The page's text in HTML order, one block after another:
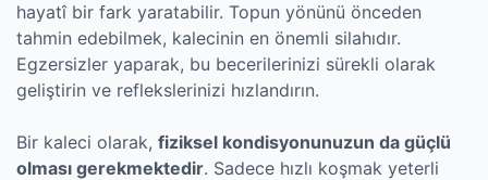
hayatî bir fark yaratabilir. Topun yönünü önceden
tahmin edebilmek, kalecinin en önemli silahıdır.
Egzersizler yaparak, bu becerilerinizi sürekli olarak
geliştirin ve reflekslerinizi hızlandırın.
Bir kaleci olarak, fiziksel kondisyonunuzun da güçlü
olması gerekmektedir. Sadece hızlı koşmak yeterli